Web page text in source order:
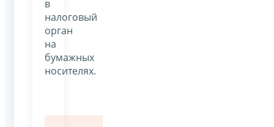
в
налоговый
орган
на
бумажных
носителях.